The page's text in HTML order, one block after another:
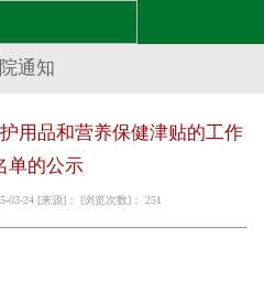
通知
用品和营养保健津贴的工作
单的公示
03-24 [来源]： [浏览次数]： 251